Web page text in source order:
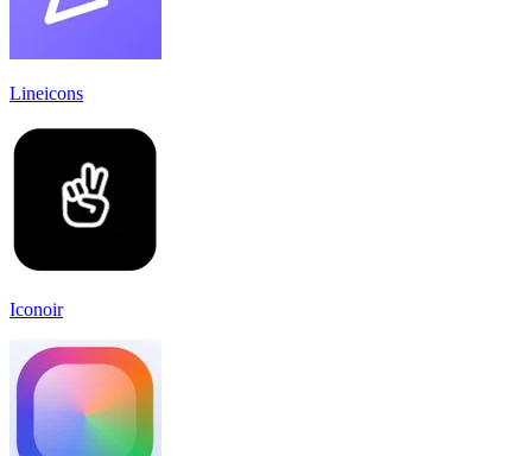
Lineicons
Iconoir